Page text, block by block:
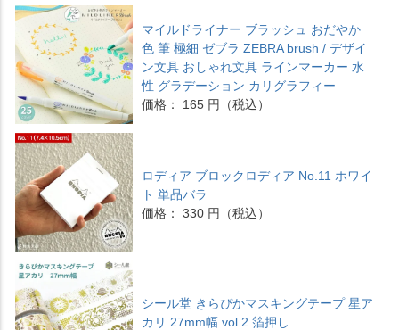
マイルドライナー ブラッシュ おだやか
色 筆 極細 ゼブラ ZEBRA brush / デザイ
ン文具 おしゃれ文具 ラインマーカー 水
性 グラデーション カリグラフィー
価格： 165 円（税込）
ロディア ブロックロディア No.11 ホワイ
ト 単品バラ
価格： 330 円（税込）
シール堂 きらぴかマスキングテープ 星ア
カリ 27mm幅 vol.2 箔押し